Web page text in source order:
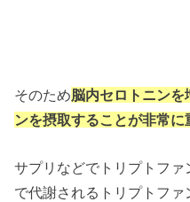
そのため脳内セロトニン
ンを摂取することが非常に
サプリなどでトリプトフ
で代謝されるトリプトフ